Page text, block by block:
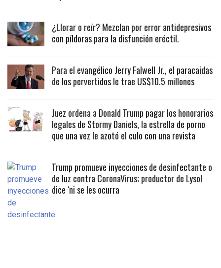
¿Llorar o reír? Mezclan por error antidepresivos
con píldoras para la disfunción eréctil.
Para el evangélico Jerry Falwell Jr., el paracaidas
de los pervertidos le trae US$10.5 millones
Juez ordena a Donald Trump pagar los honorarios
legales de Stormy Daniels, la estrella de porno
que una vez le azotó el culo con una revista
Trump promueve inyecciones de desinfectante o
de luz contra CoronaVirus; productor de Lysol
dice ‘ni se les ocurra